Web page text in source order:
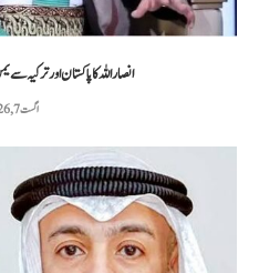
انصار اللہ کا پاکستان اور ترکیہ
اگست 7, 2026